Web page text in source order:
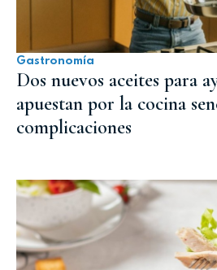
Gastronomía
Dos nuevos aceites para
apuestan por la cocina
complicaciones